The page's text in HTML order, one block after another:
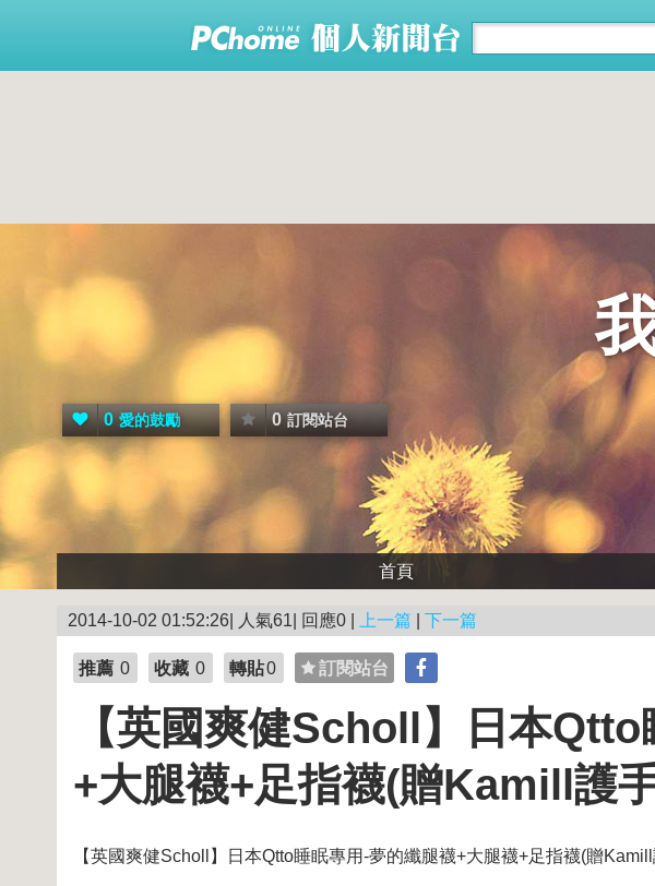
0 愛的鼓勵 0 訂閱站台
首頁
2014-10-02 01:52:26| 人氣61| 回應0 | 上一篇 下一篇
推薦 0 收藏 0 轉貼0 訂閱站台
【英國爽健Scholl】日本
+大腿襪+足指襪(贈Kamill護
【英國爽健Scholl】日本Qtto睡眠專用-夢的纖腿襪+大腿襪+足指襪(贈